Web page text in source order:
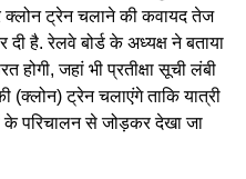
क्लोन ट्रेन चलाने की कवायद तेज
है. रेलवे बोर्ड के अध्यक्ष ने बताया
जहां भी प्रतीक्षा सूची लंबी
(क्लोन) ट्रेन चलाएंगे ताकि यात्री
के परिचालन से जोड़कर देखा जा